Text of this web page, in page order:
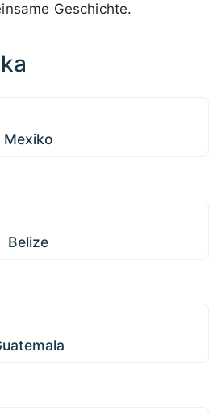
Geschichte.
Mexiko
Belize